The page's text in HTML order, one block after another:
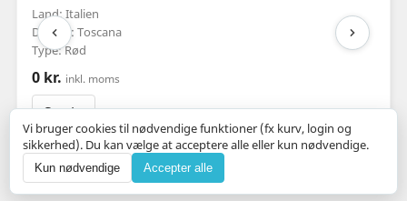
Land: Italien
Distrikt: Toscana
Type: Rød
0 kr. inkl. moms
Se vin
Vi bruger cookies til nødvendige funktioner (fx kurv, login og
sikkerhed). Du kan vælge at acceptere alle eller kun nødvendige.
Kun nødvendige Accepter alle